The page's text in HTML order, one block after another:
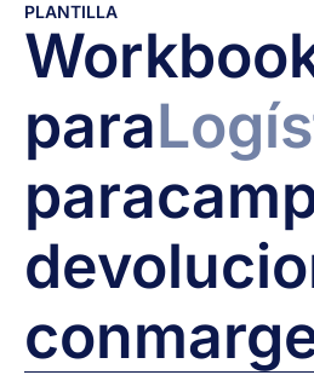
PLANTILLA
para
para
con